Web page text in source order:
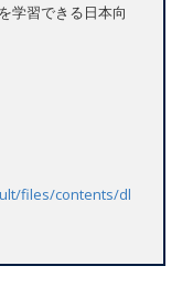
学習できる日本向
files/contents/dl-